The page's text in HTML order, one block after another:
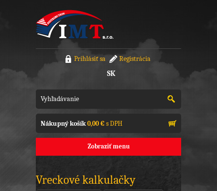
Prihlásiť sa Registrácia
SK
Nákupný košík0,00 €s DPH
Zobraziť menu
Vreckové kalkulačky